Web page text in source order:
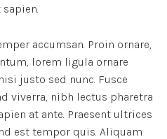
accumsan. Proin ornare,
lorem ligula ornare
justo sed nunc. Fusce
viverra, nibh lectus pharetra
at ante. Praesent ultrices
est tempor quis. Aliquam